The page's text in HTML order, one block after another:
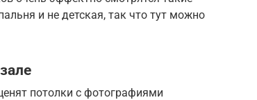
и не детская, так что тут можно
потолки с фотографиями